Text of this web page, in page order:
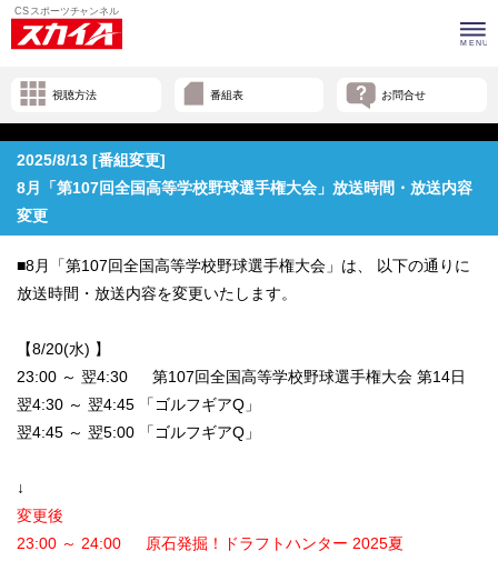
視聴方法 番組表 お問合せ
2025/8/13 [番組変更]
8月「第107回全国高等学校野球選手権大会」放送時間・放送内容
変更
■8月「第107回全国高等学校野球選手権大会」は、 以下の通りに
放送時間・放送内容を変更いたします。
【8/20(水) 】
23:00 ～ 翌4:30 第107回全国高等学校野球選手権大会 第14日
翌4:30 ～ 翌4:45 「ゴルフギアQ」
翌4:45 ～ 翌5:00 「ゴルフギアQ」
↓
変更後
23:00 ～ 24:00 原石発掘！ドラフトハンター 2025夏